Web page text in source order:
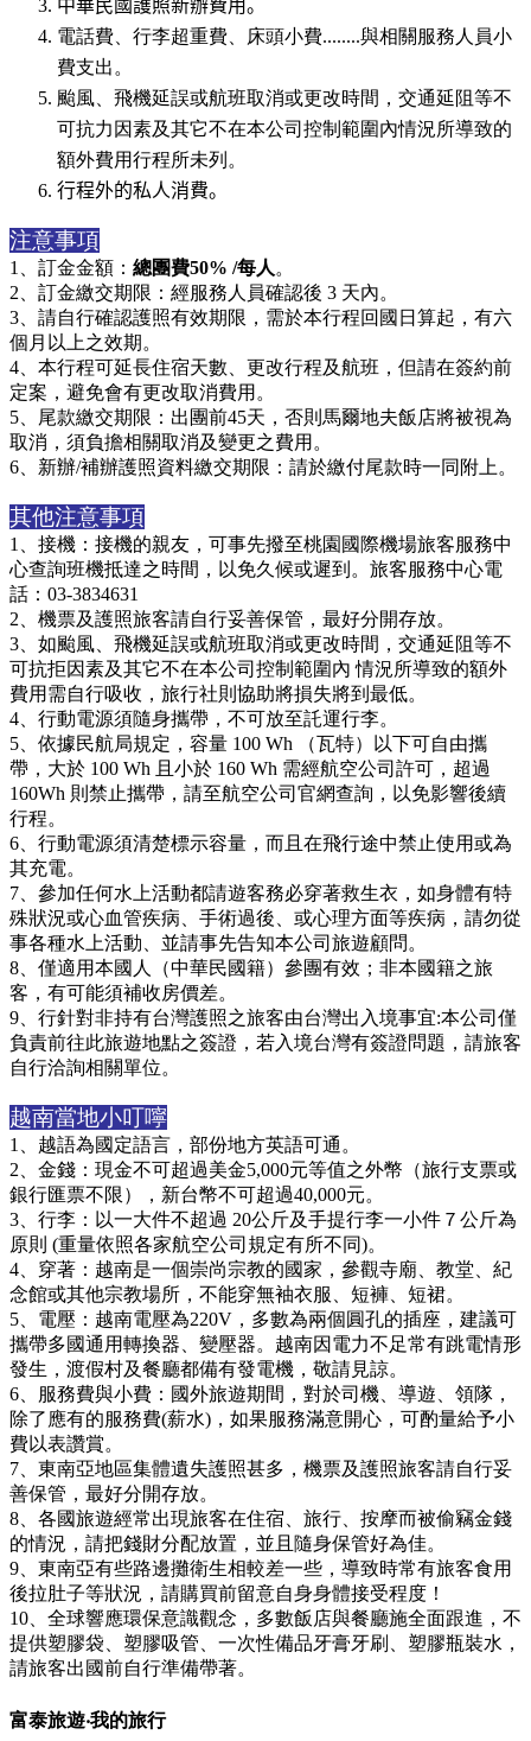
中華民國護照新辦費用。
電話費、行李超重費、床頭小費........與相關服務人員小
費支出。
颱風、飛機延誤或航班取消或更改時間，交通延阻等不
可抗力因素及其它不在本公司控制範圍內情況所導致的
額外費用行程所未列。
行程外的私人消費。
注意事項
1、訂金金額： 總團費50% /每人 。
2、訂金繳交期限：經服務人員確認後 3 天內。
3、請自行確認護照有效期限，需於本行程回國日算起，有六
個月以上之效期。
4、本行程可延長住宿天數、更改行程及航班，但請在簽約前
定案，避免會有更改取消費用。
5、尾款繳交期限：出團前45天，否則馬爾地夫飯店將被視為
取消，須負擔相關取消及變更之費用。
6、新辦/補辦護照資料繳交期限：請於繳付尾款時一同附上。
其他注意事項
1、接機：接機的親友，可事先撥至桃園國際機場旅客服務中
心查詢班機抵達之時間，以免久候或遲到。旅客服務中心電
話：03-3834631
2、機票及護照旅客請自行妥善保管，最好分開存放。
3、如颱風、飛機延誤或航班取消或更改時間，交通延阻等不
可抗拒因素及其它不在本公司控制範圍內 情況所導致的額外
費用需自行吸收，旅行社則協助將損失將到最低。
4、 行動電源須隨身攜帶，不可放至託運行李。
5、依據民航局規定，容量 100 Wh （瓦特）以下可自由攜
帶，大於 100 Wh 且小於 160 Wh 需經航空公司許可，超過
160Wh 則禁止攜帶，請至航空公司官網查詢，以免影響後續
行程。
6、行動電源須清楚標示容量，而且在飛行途中禁止使用或為
其充電。
7、參加任何水上活動都請遊客務必穿著救生衣，如身體有特
殊狀況或心血管疾病、手術過後、或心理方面等疾病，請勿從
事各種水上活動、並請事先告知本公司旅遊顧問。
8、 僅適用本國人（中華民國籍）參團有效；非本國籍之旅
客，有可能須補收房價差。
9、行針對非持有台灣護照之旅客由台灣出入境事宜:本公司僅
負責前往此旅遊地點之簽證，若入境台灣有簽證問題，請旅客
自行洽詢相關單位。
越南當地小叮嚀
1、 越語為國定語言，部份地方英語可通。
2、金錢：現金不可超過美金5,000元等值之外幣（旅行支票或
銀行匯票不限），新台幣不可超過40,000元。
3、行李：以一大件不超過 20公斤及手提行李一小件７公斤為
原則 (重量依照各家航空公司規定有所不同)。
4、穿著：越南是一個崇尚宗教的國家，參觀寺廟、教堂、紀
念館或其他宗教場所，不能穿無袖衣服、短褲、短裙。
5、電壓：越南電壓為220V，多數為兩個圓孔的插座，建議可
攜帶多國通用轉換器、變壓器。越南因電力不足常有跳電情形
發生，渡假村及餐廳都備有發電機，敬請見諒。
6、服務費與小費：國外旅遊期間，對於司機、導遊、領隊，
除了應有的服務費(薪水)，如果服務滿意開心，可酌量給予小
費以表讚賞。
7、東南亞地區集體遺失護照甚多，機票及護照旅客請自行妥
善保管，最好分開存放。
8、各國旅遊經常出現旅客在住宿、旅行、按摩而被偷竊金錢
的情況，請把錢財分配放置，並且隨身保管好為佳。
9、東南亞有些路邊攤衛生相較差一些，導致時常有旅客食用
後拉肚子等狀況，請購買前留意自身身體接受程度！
10、全球響應環保意識觀念，多數飯店與餐廳施全面跟進，不
提供塑膠袋、塑膠吸管、一次性備品牙膏牙刷、塑膠瓶裝水，
請旅客出國前自行準備帶著。
富泰旅遊‧我的旅行